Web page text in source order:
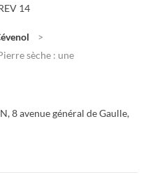
14
sèche : une
8 avenue général de Gaulle,